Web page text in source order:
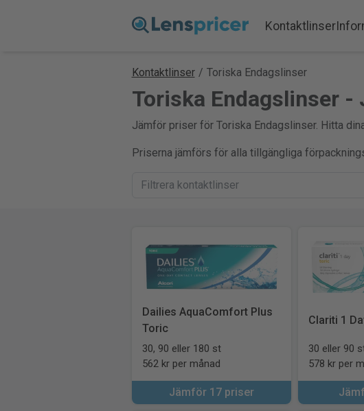
Kontaktlinser
Kontaktlinser / Toriska Endagslinser
Toriska Endagslinser
Jämför priser för Toriska Endagslinser. Hitta
Priserna jämförs för alla tillgängliga
Dailies AquaComfort Plus
Toric
30, 90 eller 180 st
562 kr per månad
Jämför 17 priser
Clariti 1
30 eller 90
578 kr per